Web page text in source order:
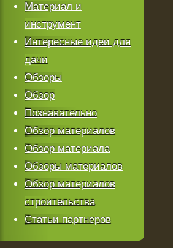
Материал и
инструмент
Интересные идеи для
дачи
Обзоры
Обзор
Познавательно
Обзор материалов
Обзор материала
Обзоры материалов
Обзор материалов
строительства
Статьи партнеров